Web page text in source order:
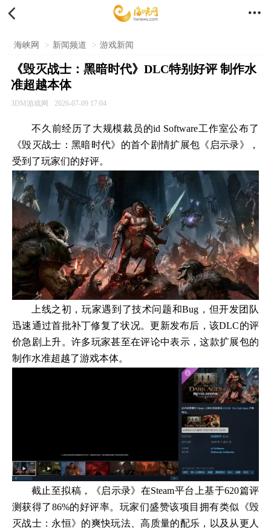
 
海峡网 > 新闻频道 > 游戏新闻
《毁灭战士：黑暗时代》DLC特别好评 制作水
准超越本体
3DM游戏网 2026-07-09 17:04
不久前经历了大规模裁员的id Software工作室公布了
《毁灭战士：黑暗时代》的首个剧情扩展包《启示录》，
受到了玩家们的好评。
上线之初，玩家遇到了技术问题和Bug，但开发团队
迅速通过首批补丁修复了状况。更新发布后，该DLC的评
价急剧上升。许多玩家甚至在评论中表示，这款扩展包的
制作水准超越了游戏本体。
截止至拟稿，《启示录》在Steam平台上基于620篇评
测获得了86%的好评率。玩家们盛赞该项目拥有类似《毁
灭战士：永恒》的爽快玩法、高质量的配乐，以及从更人